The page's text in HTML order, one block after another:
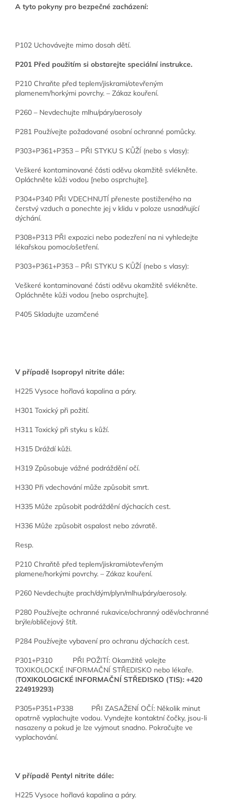
A tyto pokyny pro bezpečné zacházení:
P102 Uchovávejte mimo dosah dětí.
P201 Před použitím si obstarejte speciální instrukce.
P210 Chraňte před teplem/jiskrami/otevřeným
plamenem/horkými povrchy. – Zákaz kouření.
P260 – Nevdechujte mlhu/páry/aerosoly
P281 Používejte požadované osobní ochranné pomůcky.
P303+P361+P353 – PŘI STYKU S KŮŽÍ (nebo s vlasy):
Veškeré kontaminované části oděvu okamžitě svlékněte.
Opláchněte kůži vodou [nebo osprchujte].
P304+P340 PŘI VDECHNUTÍ přeneste postiženého na
čerstvý vzduch a ponechte jej v klidu v poloze usnadňující
dýchání.
P308+P313 PŘI expozici nebo podezření na ni vyhledejte
lékařskou pomoc/ošetření.
P303+P361+P353 – PŘI STYKU S KŮŽÍ (nebo s vlasy):
Veškeré kontaminované části oděvu okamžitě svlékněte.
Opláchněte kůži vodou [nebo osprchujte].
P405 Skladujte uzamčené
V případě Isopropyl nitrite dále:
H225 Vysoce hořlavá kapalina a páry.
H301 Toxický při požití.
H311 Toxický při styku s kůží.
H315 Dráždí kůži.
H319 Způsobuje vážné podráždění očí.
H330 Při vdechování může způsobit smrt.
H335 Může způsobit podráždění dýchacích cest.
H336 Může způsobit ospalost nebo závratě.
Resp.
P210 Chraňtě před teplem/jiskrami/otevřeným
plamene/horkými povrchy. – Zákaz kouření.
P260 Nevdechujte prach/dým/plyn/mlhu/páry/aerosoly.
P280 Používejte ochranné rukavice/ochranný oděv/ochranné
brýle/obličejový štít.
P284 Používejte vybavení pro ochranu dýchacích cest.
P301+P310 PŘI POŽITÍ: Okamžitě volejte
TOXIKOLOCKÉ INFORMAČNÍ STŘEDISKO nebo lékaře.
(TOXIKOLOGICKÉ INFORMAČNÍ STŘEDISKO (TIS): +420
224919293)
P305+P351+P338 PŘI ZASAŽENÍ OČÍ: Několik minut
opatrně vyplachujte vodou. Vyndejte kontaktní čočky, jsou-li
nasazeny a pokud je lze vyjmout snadno. Pokračujte ve
vyplachování.
V případě Pentyl nitrite dále:
H225 Vysoce hořlavá kapalina a páry.